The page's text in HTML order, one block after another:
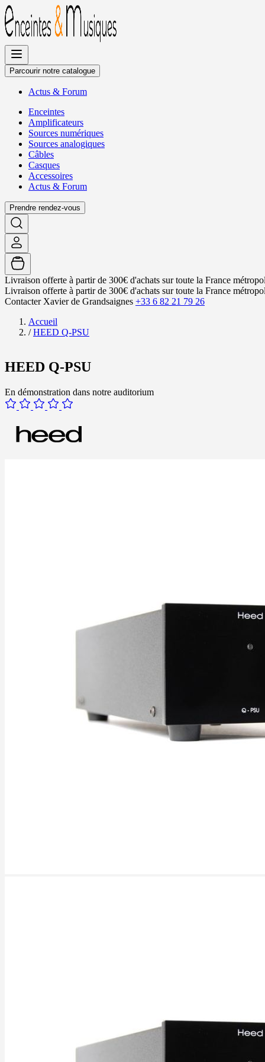
Allez
au
contenu
Parcourir notre catalogue
Actus & Forum
Enceintes
Amplificateurs
Sources numériques
Sources analogiques
Câbles
Casques
Accessoires
Actus & Forum
Prendre rendez-vous
Livraison offerte à partir de 300€ d'achats sur toute la France
Livraison offerte à partir de 300€ d'achats sur toute la France
Contacter Xavier de Grandsaignes +33 6 82 21 79 26
Accueil
/ HEED Q-PSU
HEED Q-PSU
En démonstration dans notre auditorium